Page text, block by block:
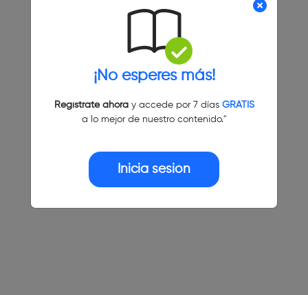
¡No esperes más!
Regístrate ahoray accede por 7 días GRATIS
a lo mejor de nuestro contenido."
Inicia sesión